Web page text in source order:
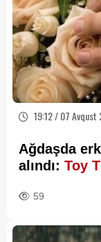
19:12 / 07 Avqust
Ağdaşda
alındı: Toy
59